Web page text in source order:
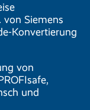
Siemens
Konvertierung
von
und